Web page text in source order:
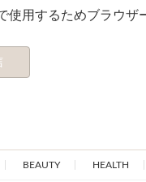
使用するためブラウザ
BEAUTY HEALTH